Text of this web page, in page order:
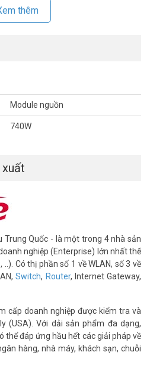
được hỗ trợ tốt nhất. Tham khảo
thêm
Module nguồn
740W
xuất
Trung Quốc - là một trong 4 nhà sản
nghiệp (Enterprise) lớn nhất thế
..). Có thị phần số 1 về WLAN, số 3 về
Switch, Router, Internet Gateway,
cấp doanh nghiệp được kiểm tra và
(USA). Với dải sản phẩm đa dạng,
thể đáp ứng hầu hết các giải pháp về
hàng, nhà máy, khách sạn, chuỗi